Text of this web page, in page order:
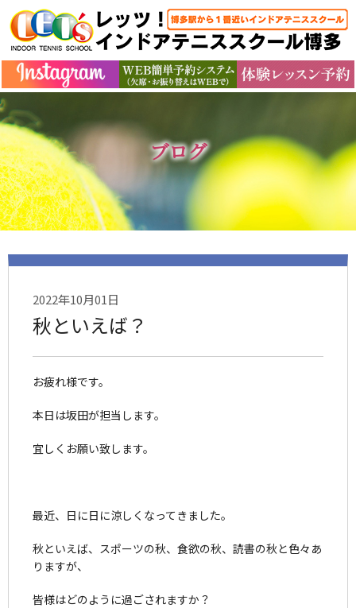
ブログ
2022年10月01日
秋といえば？
お疲れ様です。
本日は坂田が担当します。
宜しくお願い致します。
最近、日に日に涼しくなってきました。
秋といえば、スポーツの秋、食欲の秋、読書の秋と色々あ
りますが、
皆様はどのように過ごされますか？